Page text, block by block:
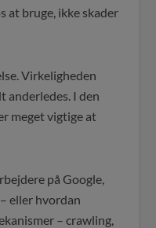
at bruge, ikke skader
Virkeligheden
anderledes. I den
meget vigtige at
på Google,
eller hvordan
– crawling,